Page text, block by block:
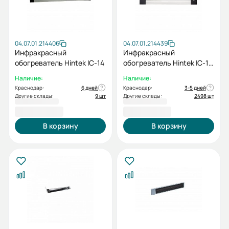
04.07.01.214406
Инфракрасный
обогреватель Hintek IC-14
Наличие:
Краснодар:
6 дней
Другие склады:
9 шт
В корзину
04.07.01.214439
Инфракрасный
обогреватель Hintek IC-10
Наличие:
Краснодар:
3-5 дней
Другие склады:
2498 шт
В корзину